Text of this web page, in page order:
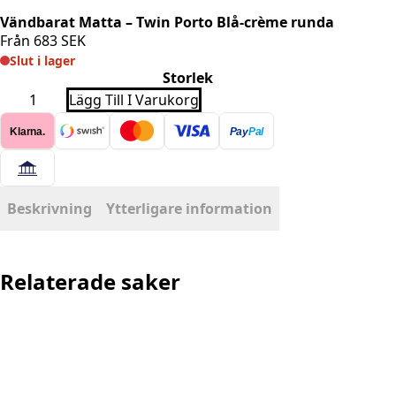
Vändbarat Matta – Twin Porto Blå-crème runda
Från 683SEK
Slut i lager
Storlek
Vändbarat
Matta
-
Twin
Porto
Blå-
crème
mängd
Lägg Till I Varukorg
Klarna. PayPal
Beskrivning Ytterligare information
Relaterade saker